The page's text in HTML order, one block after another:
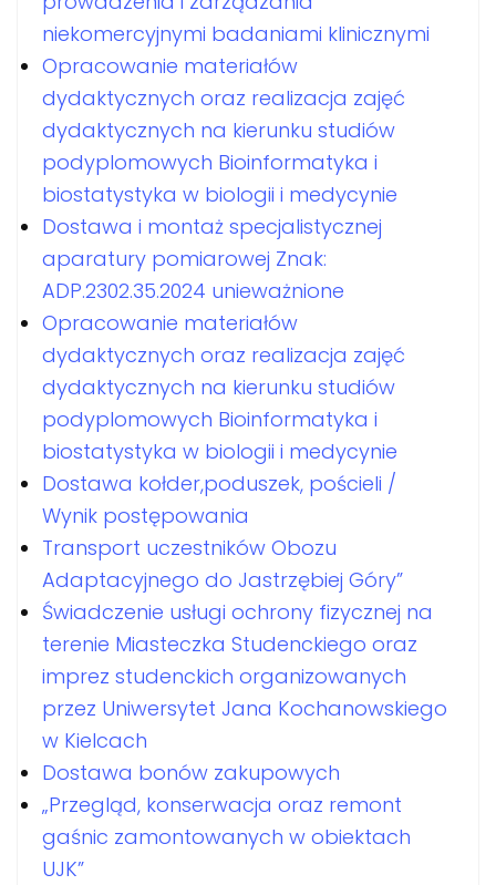
niekomercyjnymi badaniami klinicznymi
Opracowanie materiałów
dydaktycznych oraz realizacja zajęć
dydaktycznych na kierunku studiów
podyplomowych Bioinformatyka i
biostatystyka w biologii i medycynie
Dostawa i montaż specjalistycznej
aparatury pomiarowej Znak:
ADP.2302.35.2024 unieważnione
Opracowanie materiałów
dydaktycznych oraz realizacja zajęć
dydaktycznych na kierunku studiów
podyplomowych Bioinformatyka i
biostatystyka w biologii i medycynie
Dostawa kołder,poduszek, pościeli /
Wynik postępowania
Transport uczestników Obozu
Adaptacyjnego do Jastrzębiej Góry”
Świadczenie usługi ochrony fizycznej na
terenie Miasteczka Studenckiego oraz
imprez studenckich organizowanych
przez Uniwersytet Jana Kochanowskiego
w Kielcach
Dostawa bonów zakupowych
„Przegląd, konserwacja oraz remont
gaśnic zamontowanych w obiektach
UJK”